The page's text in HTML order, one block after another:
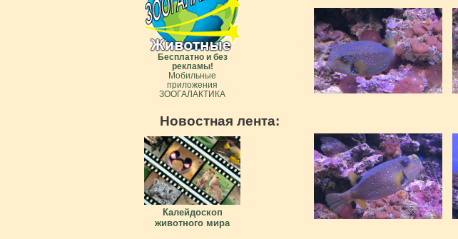
Бесплатно и без
рекламы!
Мобильные
приложения
ЗООГАЛАКТИКА
Новостная лента:
Калейдоскоп
животного мира